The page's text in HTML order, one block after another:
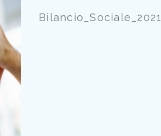
Bilancio_Sociale_2021